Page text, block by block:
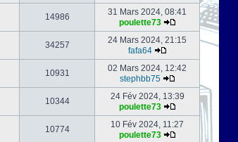
14986
31 Mars 2024, 08:41
poulette73
34257
24 Mars 2024, 21:15
fafa64
10931
02 Mars 2024, 12:42
stephbb75
10344
24 Fév 2024, 13:39
poulette73
10774
10 Fév 2024, 11:27
poulette73